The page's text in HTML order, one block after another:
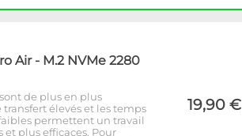
Air - M.2 NVMe 2280
de plus en plus
élevés et les temps
permettent un travail
et plus efficaces. Pour
19,90 €